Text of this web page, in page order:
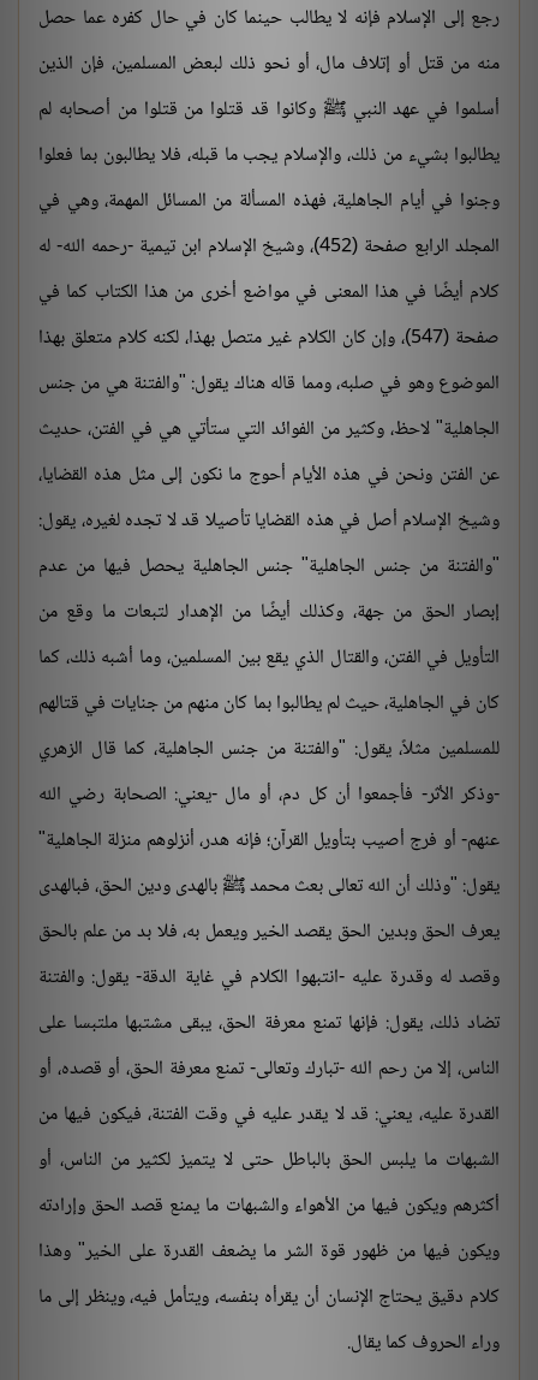
رجع إلى الإسلام فإنه لا يطالب حينما كان في حال كفره عما حصل
منه من قتل أو إتلاف مال، أو نحو ذلك لبعض المسلمين، فإن الذين
أسلموا في عهد النبي ﷺ وكانوا قد قتلوا من قتلوا من أصحابه لم
يطالبوا بشيء من ذلك، والإسلام يجب ما قبله، فلا يطالبون بما فعلوا
وجنوا في أيام الجاهلية، فهذه المسألة من المسائل المهمة، وهي في
المجلد الرابع صفحة (452)، وشيخ الإسلام ابن تيمية -رحمه الله- له
كلام أيضًا في هذا المعنى في مواضع أخرى من هذا الكتاب كما في
صفحة (547)، وإن كان الكلام غير متصل بهذا، لكنه كلام متعلق بهذا
الموضوع وهو في صلبه، ومما قاله هناك يقول: "والفتنة هي من جنس
الجاهلية" لاحظ، وكثير من الفوائد التي ستأتي هي في الفتن، حديث
عن الفتن ونحن في هذه الأيام أحوج ما نكون إلى مثل هذه القضايا،
وشيخ الإسلام أصل في هذه القضايا تأصيلا قد لا تجده لغيره، يقول:
"والفتنة من جنس الجاهلية" جنس الجاهلية يحصل فيها من عدم
إبصار الحق من جهة، وكذلك أيضًا من الإهدار لتبعات ما وقع من
التأويل في الفتن، والقتال الذي يقع بين المسلمين، وما أشبه ذلك، كما
كان في الجاهلية، حيث لم يطالبوا بما كان منهم من جنايات في قتالهم
للمسلمين مثلاً، يقول: "والفتنة من جنس الجاهلية، كما قال الزهري
-وذكر الأثر- فأجمعوا أن كل دم، أو مال -يعني: الصحابة رضي الله
عنهم- أو فرج أصيب بتأويل القرآن؛ فإنه هدر، أنزلوهم منزلة الجاهلية"
يقول: "وذلك أن الله تعالى بعث محمد ﷺ بالهدى ودين الحق، فبالهدى
يعرف الحق وبدين الحق يقصد الخير ويعمل به، فلا بد من علم بالحق
وقصد له وقدرة عليه -انتبهوا الكلام في غاية الدقة- يقول: والفتنة
تضاد ذلك، يقول: فإنها تمنع معرفة الحق، يبقى مشتبها ملتبسا على
الناس، إلا من رحم الله -تبارك وتعالى- تمنع معرفة الحق، أو قصده، أو
القدرة عليه، يعني: قد لا يقدر عليه في وقت الفتنة، فيكون فيها من
الشبهات ما يلبس الحق بالباطل حتى لا يتميز لكثير من الناس، أو
أكثرهم ويكون فيها من الأهواء والشبهات ما يمنع قصد الحق وإرادته
ويكون فيها من ظهور قوة الشر ما يضعف القدرة على الخير" وهذا
كلام دقيق يحتاج الإنسان أن يقرأه بنفسه، ويتأمل فيه، وينظر إلى ما
وراء الحروف كما يقال.